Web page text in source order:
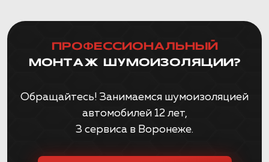
ПРОФЕССИОНАЛЬНЫЙ
МОНТАЖ ШУМОИЗОЛЯЦИИ?
Обращайтесь! Занимаемся шумоизоляцией
автомобилей 12 лет,
3 сервиса в Воронеже.